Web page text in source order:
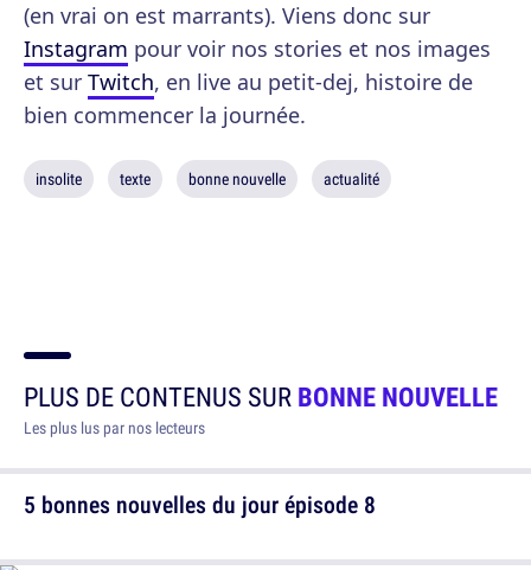
(en vrai on est marrants). Viens donc sur
Instagram pour voir nos stories et nos images
et sur Twitch, en live au petit-dej, histoire de
bien commencer la journée.
insolite texte bonne nouvelle actualité
PLUS DE CONTENUS SURBONNE NOUVELLE
Les plus lus par nos lecteurs
5 bonnes nouvelles du jour épisode 8